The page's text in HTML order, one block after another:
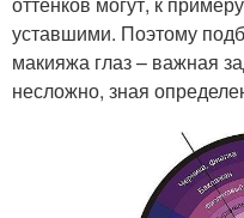
уставшими. Поэтому
макияжа глаз – важная
несложно, зная